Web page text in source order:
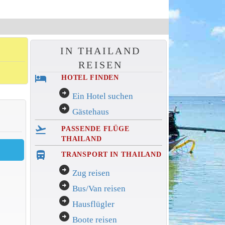
IN THAILAND
REISEN
hotel HOTEL FINDEN
arrow_circle_right Ein Hotel suchen
arrow_circle_right Gästehaus
flight_takeoff
PASSENDE FLÜGE
THAILAND
directions_bus_filled TRANSPORT IN THAILAND
arrow_circle_right Zug reisen
arrow_circle_right Bus/Van reisen
arrow_circle_right Hausflügler
arrow_circle_right Boote reisen